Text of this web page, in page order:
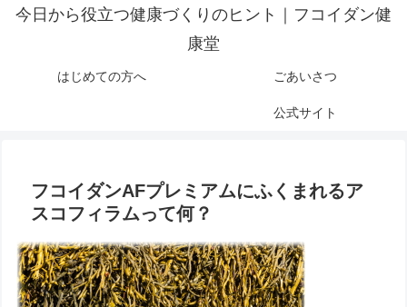
今日から役立つ健康づくりのヒント｜フコイダン健
康堂
はじめての方へ ごあいさつ
公式サイト
フコイダンAFプレミアムにふくまれるア
スコフィラムって何？